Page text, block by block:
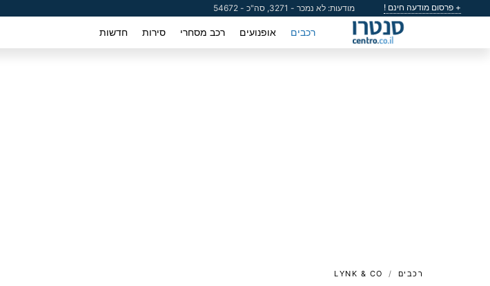
+ פרסום מודעה חינם ! מודעות: לא נמכר - 3271, סה"כ - 54672
רכבים אופנועים רכב מסחרי סירות חדשות
רכבים LYNK & CO